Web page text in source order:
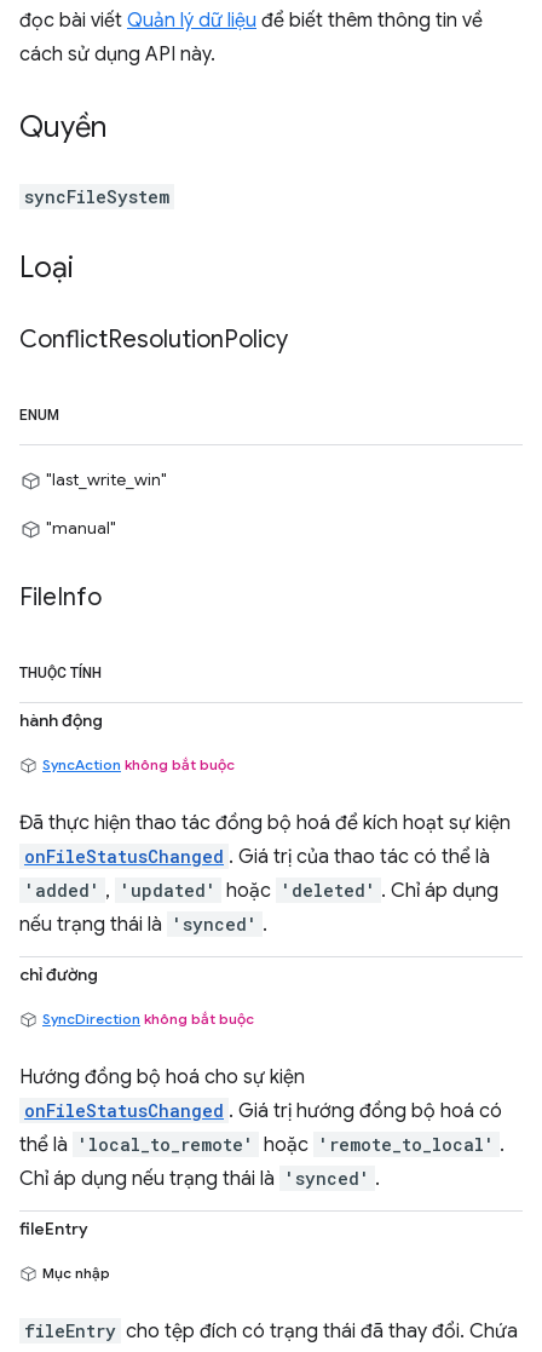
đọc bài viết Quản lý dữ liệu để biết thêm thông tin về
cách sử dụng API này.
Quyền
syncFileSystem
Loại
ConflictResolutionPolicy
ENUM
"last_write_win"
"manual"
FileInfo
THUỘC TÍNH
hành động
SyncAction không bắt buộc
Đã thực hiện thao tác đồng bộ hoá để kích hoạt sự kiện
onFileStatusChanged . Giá trị của thao tác có thể là
'added' , 'updated' hoặc 'deleted' . Chỉ áp dụng
nếu trạng thái là
'synced' .
chỉ đường
SyncDirection không bắt buộc
Hướng đồng bộ hoá cho sự kiện
onFileStatusChanged . Giá trị hướng đồng bộ hoá có
thể là
'local_to_remote' hoặc 'remote_to_local' .
Chỉ áp dụng nếu trạng thái là
'synced' .
fileEntry
Mục nhập
fileEntry cho tệp đích có trạng thái đã thay đổi. Chứa